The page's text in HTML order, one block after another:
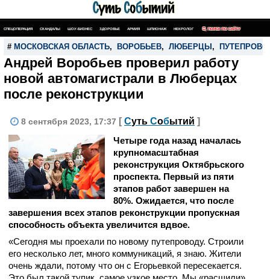
СПЕЦОПЕРАЦИЯ СКАНДАЛЫ ШОУ-БИЗНЕС ЗДОРОВЬЕ АРМИЯ ШПИОНАЖ НЕКРОЛОГ ПОИСК ПО САЙТУ
# МОСКОВСКАЯ ОБЛАСТЬ, ВОРОБЬЕВ, ЛЮБЕРЦЫ ,
Андрей Воробьев проверил работу
новой автомагистрали в Люберцах
после реконструкции
8 сентября 2023, 17:37 [ Суть Событий ]
Четыре года назад началась
крупномасштабная
реконструкция Октябрьского
проспекта. Первый из пяти
этапов работ завершен на
80%. Ожидается, что после
завершения всех этапов реконструкции пропускная
способность объекта увеличится вдвое.
«Сегодня мы проехали по новому путепроводу. Строили
его несколько лет, много коммуникаций, я знаю. Жители
очень ждали, потому что он с Егорьевкой пересекается.